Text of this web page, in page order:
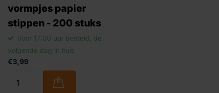
vormpjes papier
stippen - 200 stuks
Voor 17:00 uur besteld, de
volgende dag in huis
€3,99